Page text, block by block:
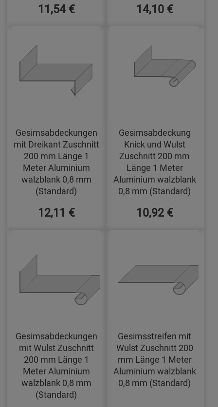
11,54 € 14,10 €
Gesimsabdeckungen
mit Dreikant Zuschnitt
200 mm Länge 1
Meter Aluminium
walzblank 0,8 mm
(Standard)
12,11 €
Gesimsabdeckung
Knick und Wulst
Zuschnitt 200 mm
Länge 1 Meter
Aluminium walzblank
0,8 mm (Standard)
10,92 €
Gesimsabdeckungen
mit Wulst Zuschnitt
200 mm Länge 1
Meter Aluminium
walzblank 0,8 mm
(Standard)
Gesimsstreifen mit
Wulst Zuschnitt 200
mm Länge 1 Meter
Aluminium walzblank
0,8 mm (Standard)